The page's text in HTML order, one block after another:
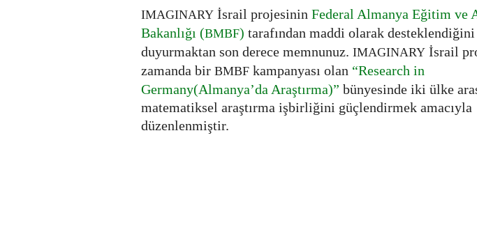
IMAGINARY İsrail projesinin Federal Almanya Eğitim ve
Bakanlığı (BMBF) tarafından maddi olarak desteklendiğini
duyurmaktan son derece memnunuz. IMAGINARY İsrail
zamanda bir BMBF kampanyası olan “Research in
Germany(Almanya’da Araştırma)” bünyesinde iki ülke
matematiksel araştırma işbirliğini güçlendirmek amacıyla
düzenlenmiştir.